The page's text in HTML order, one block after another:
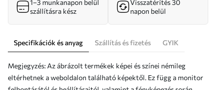
1–3 munkanapon belül
szállításra kész
Visszatérítés 30
napon belül
Specifikációk és anyag Szállítás és fizetés GYIK
Megjegyzés: Az ábrázolt termékek képei és színei némileg
eltérhetnek a weboldalon található képektől. Ez függ a monitor